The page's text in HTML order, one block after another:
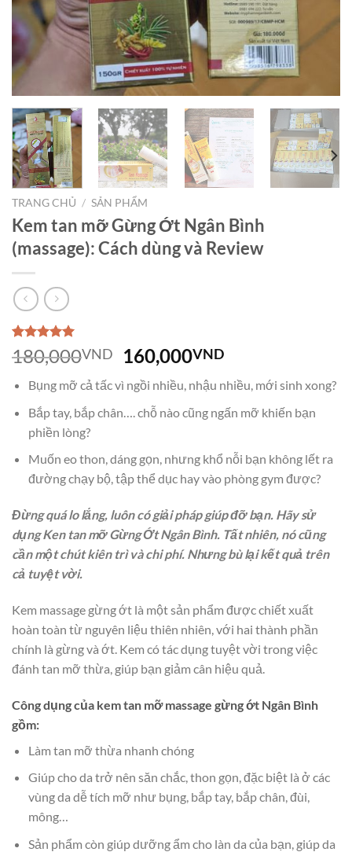
TRANG CHỦ / SẢN PHẨM
Kem tan mỡ Gừng Ớt Ngân Bình
(massage): Cách dùng và Review
5.00trên 5
dựa trên
3
180,000VND
Giá
gốc
là:
180,000VND.
160,000VNDGiá
hiện
tại
là:
Bụng mỡ cả tấc vì ngồi nhiều, nhậu nhiều, mới sinh xong?
Bắp tay, bắp chân…. chỗ nào cũng ngấn mỡ khiến bạn
phiền lòng?
Muốn eo thon, dáng gọn, nhưng khổ nỗi bạn không lết ra
đường chạy bộ, tập thể dục hay vào phòng gym được?
Đừng quá lo lắng, luôn có giải pháp giúp đỡ bạn. Hãy sử
dụng Ken tan mỡ Gừng Ớt Ngân Bình. Tất nhiên, nó cũng
cần một chút kiên trì và chi phí. Nhưng bù lại kết quả trên
cả tuyệt vời.
Kem massage gừng ớt là một sản phẩm được chiết xuất
hoàn toàn từ nguyên liệu thiên nhiên, với hai thành phần
chính là gừng và ớt. Kem có tác dụng tuyệt vời trong việc
đánh tan mỡ thừa, giúp bạn giảm cân hiệu quả.
Công dụng của kem tan mỡ massage gừng ớt Ngân Bình
gồm:
Làm tan mỡ thừa nhanh chóng
Giúp cho da trở nên săn chắc, thon gọn, đặc biệt là ở các
vùng da dễ tích mỡ như bụng, bắp tay, bắp chân, đùi,
mông…
Sản phẩm còn giúp dưỡng ẩm cho làn da của bạn, giúp da